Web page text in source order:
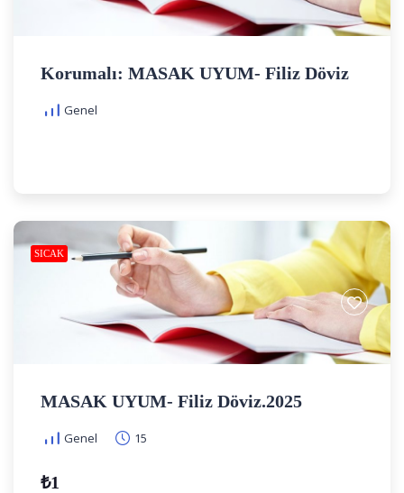
Korumalı: MASAK UYUM- Filiz Döviz
Genel
SICAK
MASAK UYUM- Filiz Döviz.2025
Genel 15
₺1